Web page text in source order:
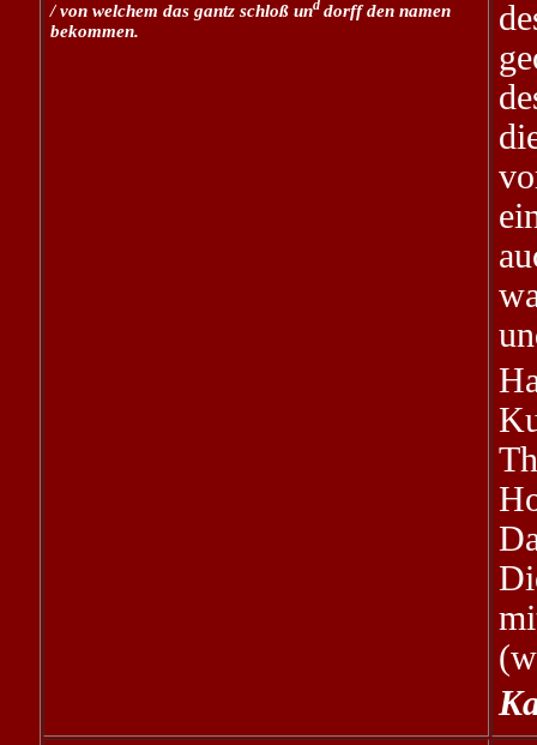
/ von welchem das gantz schloß und dorff den namen
bekommen.